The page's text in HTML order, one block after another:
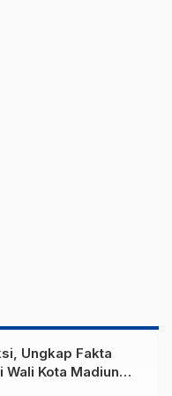
Ungkap Fakta
Wali Kota Madiun